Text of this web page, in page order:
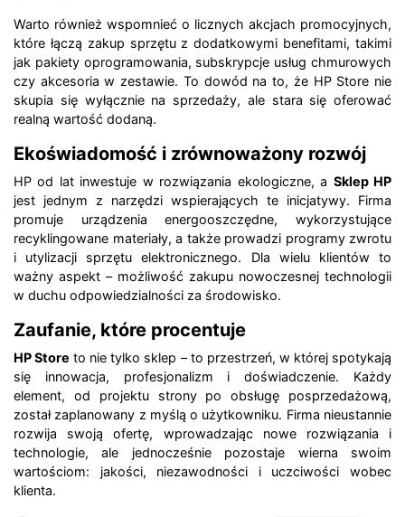
Warto również wspomnieć o licznych akcjach promocyjnych,
które łączą zakup sprzętu z dodatkowymi benefitami, takimi
jak pakiety oprogramowania, subskrypcje usług chmurowych
czy akcesoria w zestawie. To dowód na to, że HP Store nie
skupia się wyłącznie na sprzedaży, ale stara się oferować
realną wartość dodaną.
Ekoświadomość i zrównoważony rozwój
HP od lat inwestuje w rozwiązania ekologiczne, a Sklep HP
jest jednym z narzędzi wspierających te inicjatywy. Firma
promuje urządzenia energooszczędne, wykorzystujące
recyklingowane materiały, a także prowadzi programy zwrotu
i utylizacji sprzętu elektronicznego. Dla wielu klientów to
ważny aspekt – możliwość zakupu nowoczesnej technologii
w duchu odpowiedzialności za środowisko.
Zaufanie, które procentuje
HP Store to nie tylko sklep – to przestrzeń, w której spotykają
się innowacja, profesjonalizm i doświadczenie. Każdy
element, od projektu strony po obsługę posprzedażową,
został zaplanowany z myślą o użytkowniku. Firma nieustannie
rozwija swoją ofertę, wprowadzając nowe rozwiązania i
technologie, ale jednocześnie pozostaje wierna swoim
wartościom: jakości, niezawodności i uczciwości wobec
klienta.